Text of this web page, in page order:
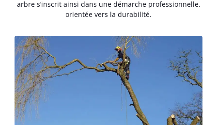
arbre s’inscrit ainsi dans une démarche professionnelle,
orientée vers la durabilité.